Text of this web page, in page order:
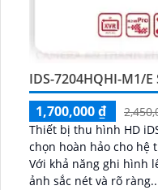
IDS-7204HQHI-M1/
1,700,000 ₫
Thiết bị thu hình HD
chọn hoàn hảo cho hệ
Với khả năng ghi hình
ảnh sắc nét và rõ